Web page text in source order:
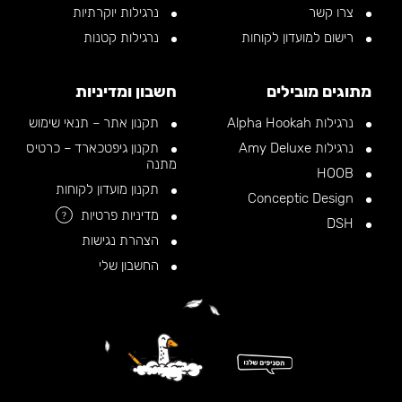
צרו קשר
רישום למועדון לקוחות
נרגילות יוקרתיות
נרגילות קטנות
מתוגים מובילים
נרגילות Alpha Hookah
נרגילות Amy Deluxe
חשבון ומדיניות
תקנון אתר – תנאי שימוש
תקנון גיפטכארד – כרטיס
מתנה
תקנון מועדון לקוחות
מדיניות פרטיות
?
הצהרת נגישות
החשבון שלי